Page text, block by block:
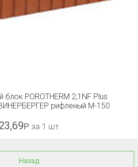
блок POROTHERM 2,1NF Plus
рифленый М-150
Р за 1 шт.
Назад